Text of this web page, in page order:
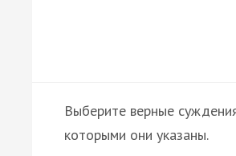
Выберите верные
которыми они указаны.